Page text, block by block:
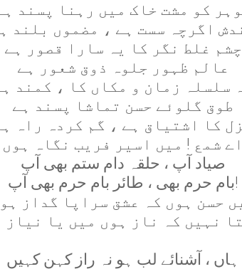
کو مشت خاک ميں رہنا پسند
اگرچہ سست ہے ، مضموں بلند
چشم غلط نگر کا يہ سارا قصور ہے
عالم ظہور جلوہ ذوق شعور ہے
سلسلہ زمان و مکاں کا ، کمند
طوق گلوئے حسن تماشا پسند ہے
کا اشتياق ہے ، گم کردہ راہ
اے شمع ! ميں اسير فريب نگاہ ہوں
صياد آپ ، حلقہ دام ستم بھی آپ
بام حرم بھی ، طائر بام حرم بھی آپ!
حسن ہوں کہ عشق سراپا گداز
نہيں کہ ناز ہوں ميں يا نياز
ہاں ، آشنائے لب ہو نہ راز کہن کہيں